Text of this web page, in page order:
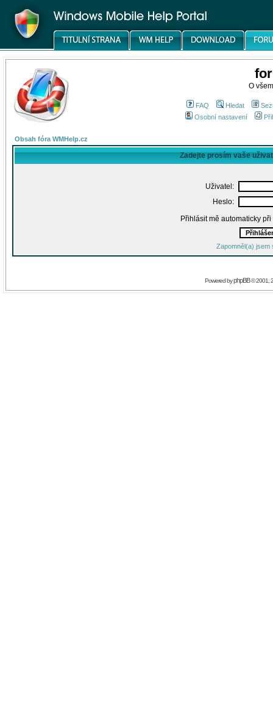
O
FAQ Hledat
Osobní nastavení
Obsah fóra WMHelp.cz
Zadejte prosím vaše
Uživatel:
Heslo:
Přihlásit mě automaticky
Zapomněl(a) jsem
Powered byphpBB© 2001,